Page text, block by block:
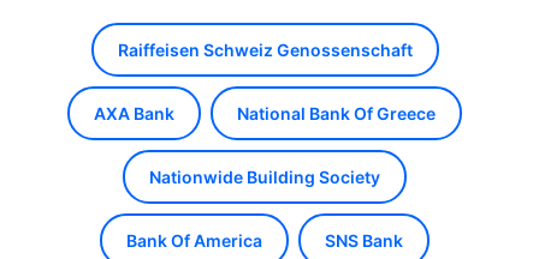
Raiffeisen Schweiz Genossenschaft
AXA Bank National Bank Of Greece
Nationwide Building Society
Bank Of America SNS Bank